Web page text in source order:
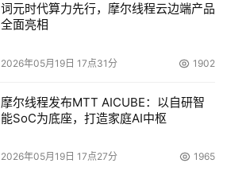
词元时代算力先行，摩尔线程云边端产品
全面亮相
2026年05月19日 17点31分 1902
摩尔线程发布MTT AICUBE：以自研智
能SoC为底座，打造家庭AI中枢
2026年05月19日 17点27分 1965